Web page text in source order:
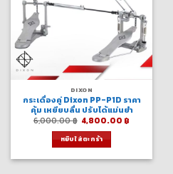
DIXON
กระเดื่องคู่ Dixon PP-P1D ราคา
คุ้ม เหยียบลื่น ปรับได้แม่นยำ
6,000.00฿ Original
price
was:
6,000.00 ฿.
4,800.00 ฿
หยิบใส่ตะกร้า